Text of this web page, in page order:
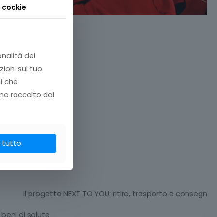
Il progetto NEXT TO YOU: ritiro, trasporto e consegn
beni di salute
cookie
dei
sul tuo
che
raccolto dal
tutto